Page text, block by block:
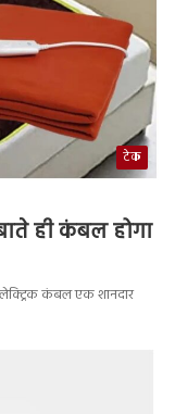
टेक
ही कंबल होगा
कंबल एक शानदार